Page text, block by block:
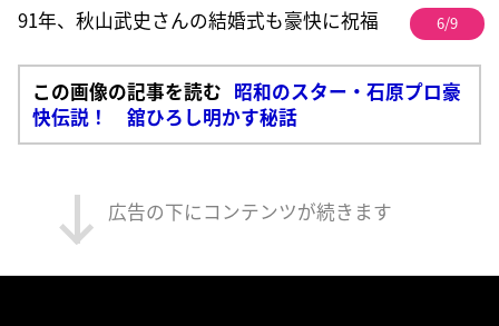
91年、秋山武史さんの結婚式も豪快に祝福 6/9
この画像の記事を読む 昭和のスター・石原プロ豪
快伝説！ 舘ひろし明かす秘話
広告の下にコンテンツが続きます